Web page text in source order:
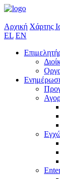
Αρχική Χάρτης
EL EN